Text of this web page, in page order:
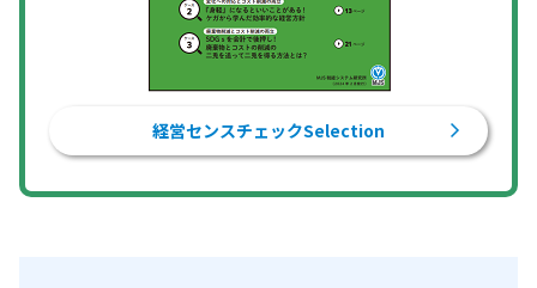
経営センスチェックSelection